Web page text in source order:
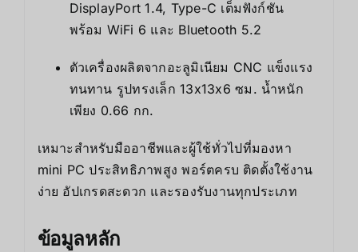
DisplayPort 1.4, Type-C เต็มฟังก์ชัน
พร้อม WiFi 6 และ Bluetooth 5.2
ตัวเครื่องผลิตจากอะลูมิเนียม CNC แข็งแรง
ทนทาน รูปทรงเล็ก 13x13x6 ซม. น้ำหนัก
เพียง 0.66 กก.
เหมาะสำหรับมืออาชีพและผู้ใช้ทั่วไปที่มองหา
mini PC ประสิทธิภาพสูง พอร์ตครบ ติดตั้งใช้งาน
ง่าย อัปเกรดสะดวก และรองรับงานทุกประเภท
ข้อมูลหลัก